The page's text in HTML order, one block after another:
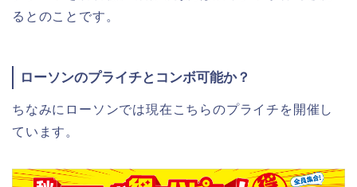
るとのことです。
ローソンのプライチとコンボ可能か？
ちなみにローソンでは現在こちらのプライチを開催し
ています。